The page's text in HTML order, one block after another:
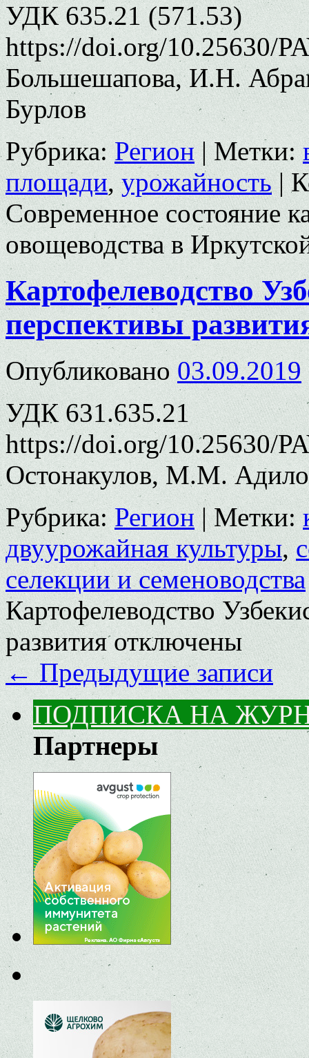
УДК 635.21 (571.53)
https://doi.org/10.25630/
Большешапова, И.Н.
Бурлов
Рубрика: Регион | Метки:
площади,урожайность |
Современное состояние
овощеводства в
Картофелеводство
перспективы
Опубликовано 03.09.2019
УДК 631.635.21
https://doi.org/10.25630/
Остонакулов, М.М.
Рубрика: Регион | Метки:
двуурожайная культуры,
селекции и семеноводства
Картофелеводство
развитияотключены
←Предыдущие записи
ПОДПИСКА НА
Партнеры